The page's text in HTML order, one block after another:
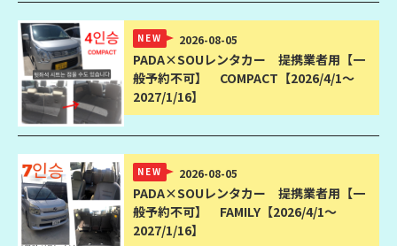
NEW 2026-08-05
PADA×SOUレンタカー 提携業者用【一
般予約不可】 COMPACT【2026/4/1〜
2027/1/16】
NEW 2026-08-05
PADA×SOUレンタカー 提携業者用【一
般予約不可】 FAMILY【2026/4/1〜
2027/1/16】